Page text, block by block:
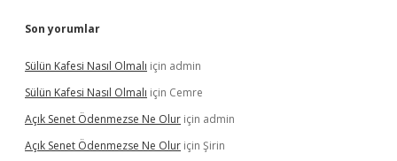
Son yorumlar
Sülün Kafesi Nasıl Olmalı için admin
Sülün Kafesi Nasıl Olmalı için Cemre
Açık Senet Ödenmezse Ne Olur için admin
Açık Senet Ödenmezse Ne Olur için Şirin